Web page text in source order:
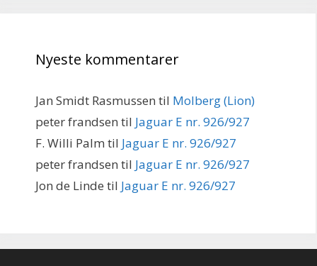
Nyeste kommentarer
Jan Smidt Rasmussen til Molberg (Lion)
peter frandsen til Jaguar E nr. 926/927
F. Willi Palm til Jaguar E nr. 926/927
peter frandsen til Jaguar E nr. 926/927
Jon de Linde til Jaguar E nr. 926/927